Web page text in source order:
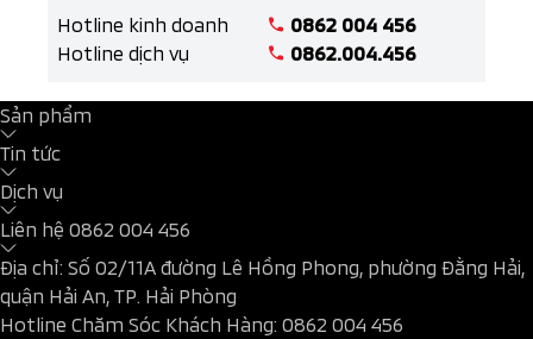
Hotline kinh doanh
Hotline dịch vụ
0862 004 456
0862.004.456
Sản phẩm
Tin tức
Dịch vụ
Liên hệ 0862 004 456
Địa chỉ: Số 02/11A đường Lê Hồng Phong, phường Đằng Hải,
quận Hải An, TP. Hải Phòng
Hotline Chăm Sóc Khách Hàng: 0862 004 456